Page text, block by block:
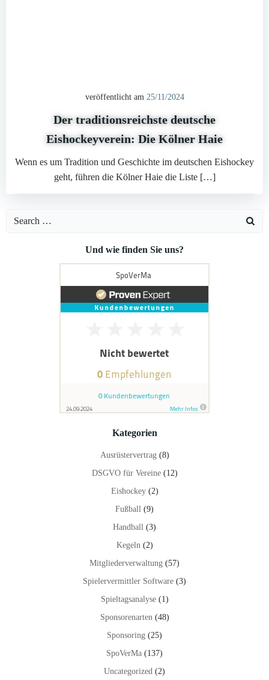
veröffentlicht am 25/11/2024
Der traditionsreichste deutsche
Eishockeyverein: Die Kölner Haie
Wenn es um Tradition und Geschichte im deutschen Eishockey
geht, führen die Kölner Haie die Liste […]
Search
Und wie finden Sie uns?
Kategorien
Ausrüstervertrag(8)
DSGVO für Vereine(12)
Eishockey(2)
Fußball (9)
Handball (3)
Kegeln(2)
Mitgliederverwaltung (57)
Spielervermittler Software (3)
Spieltagsanalyse(1)
Sponsorenarten(48)
Sponsoring (25)
SpoVerMa (137)
Uncategorized (2)